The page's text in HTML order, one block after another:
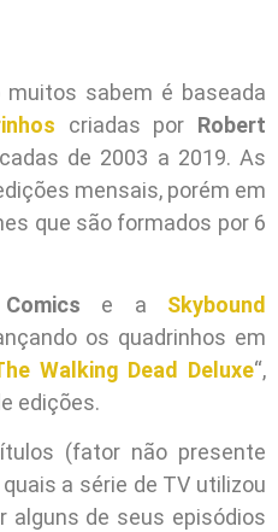
muitos sabem é baseada
criadas por Robert
de 2003 a 2019. As
mensais, porém em
que são formados por 6
e a Skybound
os quadrinhos em
Walking Dead Deluxe“,
edições.
(fator não presente
a série de TV utilizou
alguns de seus episódios